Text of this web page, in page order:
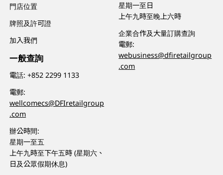
門店位置
牌照及許可證
加入我們
一般查詢
電話:+852 2299 1133
電郵:
wellcomecs@DFIretailgroup
.com
辦公時間:
星期一至五
上午九時至下午五時 (星期六、
日及公眾假期休息)
星期一至日
上午九時至晚上六時
企業合作及大量訂購查詢
電郵:
webusiness@dfiretailgroup
.com